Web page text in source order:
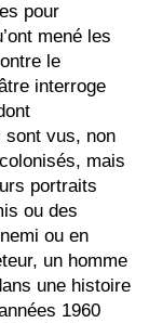
pour
mené les
le
interroge
sont vus, non
mais
portraits
ou des
ou en
un homme
une histoire
1960